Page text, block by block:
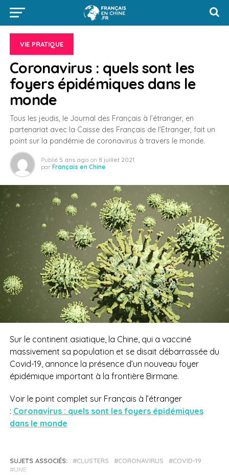
VIE PRATIQUE
Coronavirus : quels sont les
foyers épidémiques dans le
monde
Tous les jeudis, le Journal des Français à l’étranger, en
partenariat avec la Caisse des Français de l’Etranger, fait un
point sur la pandémie de coronavirus à travers le monde.
Publié 5 ans ago on 8 juillet 2021
par Français en Chine
Sur le continent asiatique, la Chine, qui a vacciné
massivement sa population et se disait débarrassée du
Covid-19, annonce la présence d’un nouveau foyer
épidémique important à la frontière Birmane.
Voir le point complet sur Français à l’étranger
: Coronavirus : quels sont les foyers épidémiques
dans le monde
SUJETS ASSOCIÉS: CLUSTERS CORONAVIRUS
COVID-19
UNE